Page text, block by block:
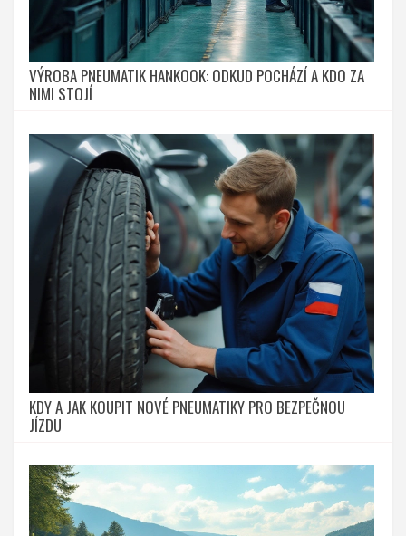
VÝROBA PNEUMATIK HANKOOK: ODKUD POCHÁZÍ A KDO ZA
NIMI STOJÍ
KDY A JAK KOUPIT NOVÉ PNEUMATIKY PRO BEZPEČNOU
JÍZDU